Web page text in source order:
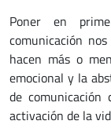
Poner en
comunicación
hacen más o
emocional y la
de
activación de la